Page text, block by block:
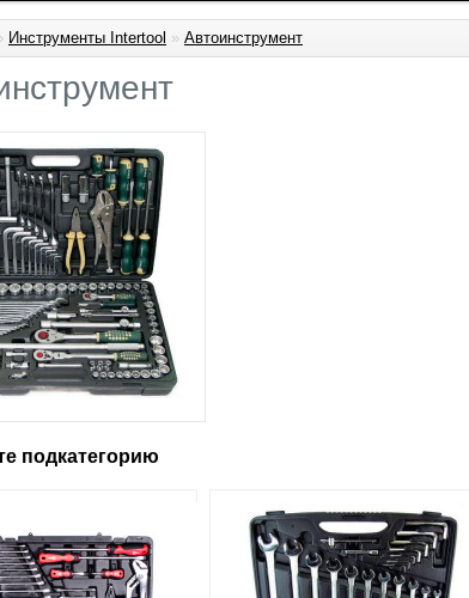
Инструменты Intertool » Автоинструмент
подкатегорию